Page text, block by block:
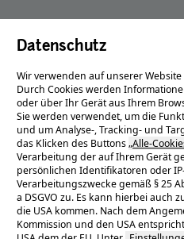
Datenschutz
Wir verwenden auf unserer
Durch Cookies werden
oder über Ihr Gerät aus Ihrem
Sie werden verwendet, um die
und um Analyse-, Tracking- und
das Klicken des Buttons„Alle-
Verarbeitung der auf Ihrem Gerät
persönlichen Identifikatoren oder
Verarbeitungszwecke gemäß § 25
a DSGVO zu. Es kann hierbei auch
die USA kommen. Nach dem
Kommission und den USA